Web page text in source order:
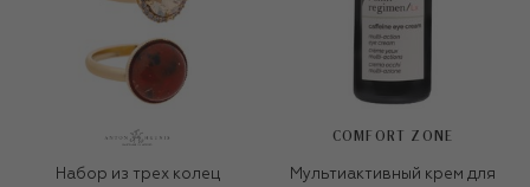
Набор из трех колец
COMFORT ZONE
Мультиактивный крем для